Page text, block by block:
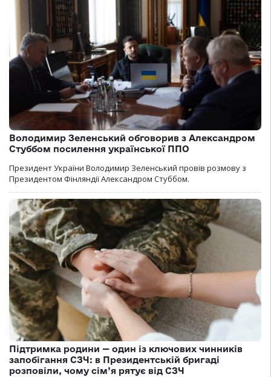
Володимир Зеленський обговорив з Александром
Стуббом посилення української ППО
Президент України Володимир Зеленський провів розмову з
Президентом Фінляндії Александром Стуббом.
Підтримка родини — один із ключових чинників
запобігання СЗЧ: в Президентській бригаді
розповіли, чому сім’я рятує від СЗЧ